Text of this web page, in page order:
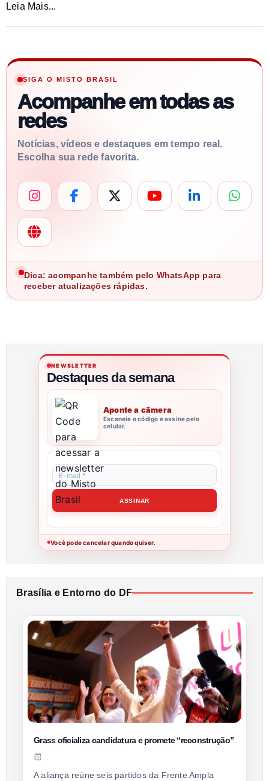
Leia Mais...
SIGA O MISTO BRASIL
Acompanhe em todas as
redes
Notícias, vídeos e destaques em tempo real.
Escolha sua rede favorita.
Dica: acompanhe também pelo WhatsApp para
receber atualizações rápidas.
NEWSLETTER
Destaques da semana
Aponte a câmera
Escaneie o código e assine pelo
celular.
●Você pode cancelar quando quiser.
Brasília e Entorno do DF
Grass oficializa candidatura e promete “reconstrução”
A aliança reúne seis partidos da Frente Ampla